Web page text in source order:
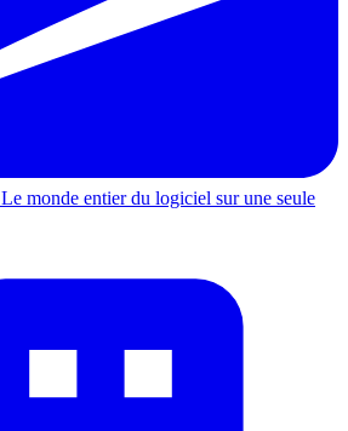
Le monde entier du logiciel sur une seule